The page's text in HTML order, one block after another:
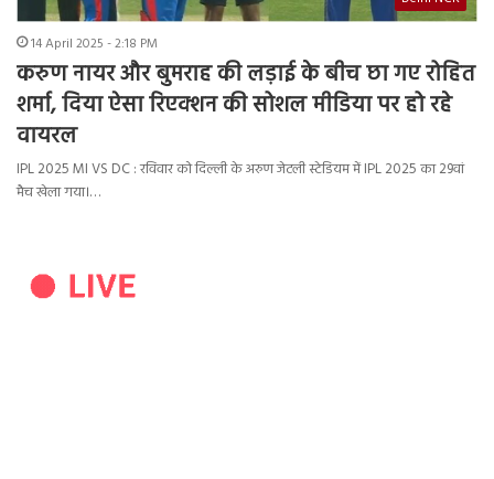
14 April 2025 - 2:18 PM
करुण नायर और बुमराह की लड़ाई के बीच छा गए रोहित
शर्मा, दिया ऐसा रिएक्शन की सोशल मीडिया पर हो रहे
वायरल
IPL 2025 MI VS DC : रविवार को दिल्ली के अरुण जेटली स्टेडियम में IPL 2025 का 29वां
मैच खेला गया।…